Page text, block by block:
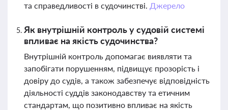
та справедливості в судочинстві. Джерело
Як внутрішній контроль у судовій системі
впливає на якість судочинства?
Внутрішній контроль допомагає виявляти та
запобігати порушенням, підвищує прозорість і
довіру до судів, а також забезпечує відповідність
діяльності суддів законодавству та етичним
стандартам, що позитивно впливає на якість